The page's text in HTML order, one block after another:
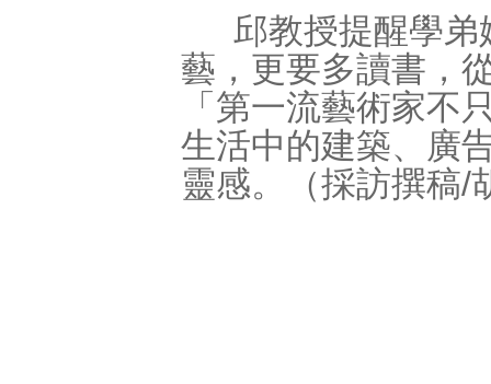
邱教授提醒學
藝，更要多讀書，
「第一流藝術家不
生活中的建築、廣
靈感。（採訪撰稿/